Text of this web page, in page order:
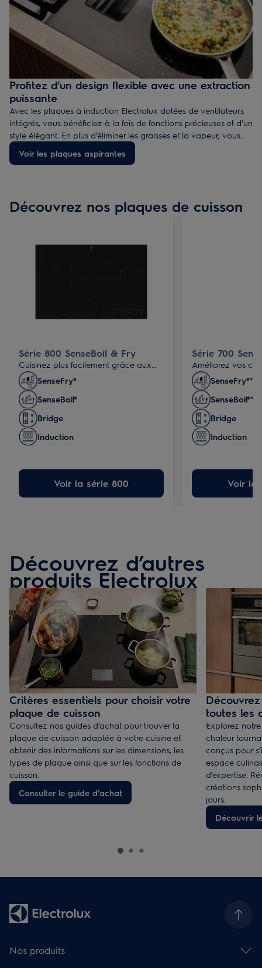
Profitez d’un design flexible avec une extraction
puissante
Avec les plaques à induction Electrolux dotées de ventilateurs
intégrés, vous bénéficiez à la fois de fonctions précieuses et d’un
style élégant. En plus d’éliminer les graisses et la vapeur, vous
disposez d’une plus grande liberté lors de la conception de
votre cuisine.
Voir les plaques aspirantes
Découvrez nos plaques de cuisson
Série 800 SenseBoil & Fry
Cuisinez plus facilement grâce aux
sondes avancées qui permettent
d’éviter les débordements et de
maintenir une température idéale pour
faire frire et économiser de l’énergie.
SenseFry®
SenseBoil®
Bridge
Induction
Voir la série 800
Série 700
Améliorez vos
cuisine avec
des fritures
SenseBoil® pour
taille des bulles à
SenseFry®*
SenseBoil®*
Bridge
Induction
Voir la
Découvrez d’autres
produits Electrolux
Critères essentiels pour choisir votre
plaque de cuisson
Consultez nos guides d’achat pour trouver la
plaque de cuisson adaptée à votre cuisine et
obtenir des informations sur les dimensions, les
types de plaque ainsi que sur les fonctions de
cuisson.
Consulter le guide d’achat
toutes les
Explorez
chaleur
conçus pour
espace
d’expertise.
créations
jours.
Découvrir
Nos produits